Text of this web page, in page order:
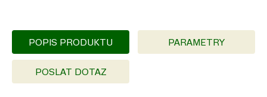
POPIS PRODUKTU PARAMETRY
POSLAT DOTAZ